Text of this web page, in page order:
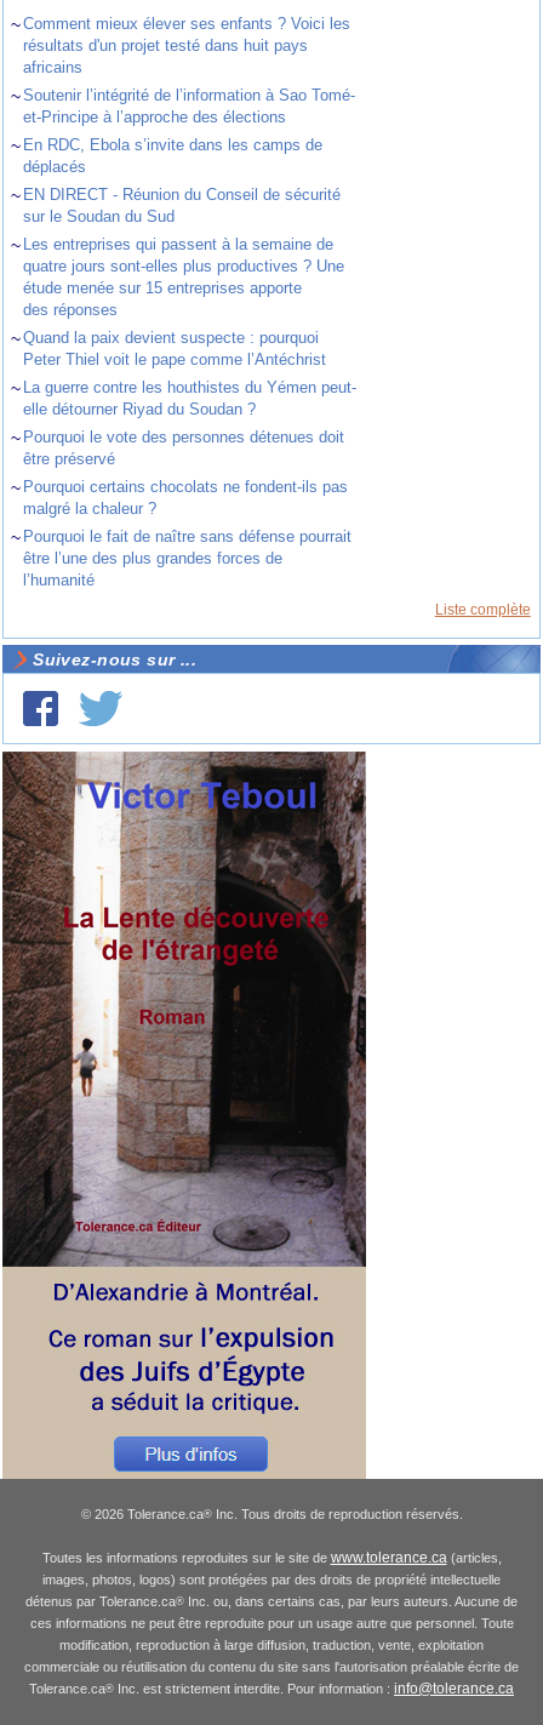
~Comment mieux élever ses enfants ? Voici les
résultats d'un projet testé dans huit pays
africains
~Soutenir l’intégrité de l’information à Sao Tomé-
et-Principe à l’approche des élections
~ En RDC, Ebola s’invite dans les camps de
déplacés
~ EN DIRECT - Réunion du Conseil de sécurité
sur le Soudan du Sud
~ Les entreprises qui passent à la semaine de
quatre jours sont-elles plus productives ? Une
étude menée sur 15 entreprises apporte
des réponses
~Quand la paix devient suspecte : pourquoi
Peter Thiel voit le pape comme l’Antéchrist
~ La guerre contre les houthistes du Yémen peut-
elle détourner Riyad du Soudan ?
~ Pourquoi le vote des personnes détenues doit
être préservé
~ Pourquoi certains chocolats ne fondent-ils pas
malgré la chaleur ?
~ Pourquoi le fait de naître sans défense pourrait
être l’une des plus grandes forces de
l’humanité
Liste complète
Suivez-nous sur ...
© 2026 Tolerance.ca®Inc. Tous droits de reproduction réservés.
Toutes les informations reproduites sur le site de www.tolerance.ca(articles,
images, photos, logos) sont protégées par des droits de propriété intellectuelle
détenus par Tolerance.ca® Inc. ou, dans certains cas, par leurs auteurs. Aucune de
ces informations ne peut être reproduite pour un usage autre que personnel. Toute
modification, reproduction à large diffusion, traduction, vente, exploitation
commerciale ou réutilisation du contenu du site sans l'autorisation préalable écrite de
Tolerance.ca® Inc. est strictement interdite. Pour information : info@tolerance.ca